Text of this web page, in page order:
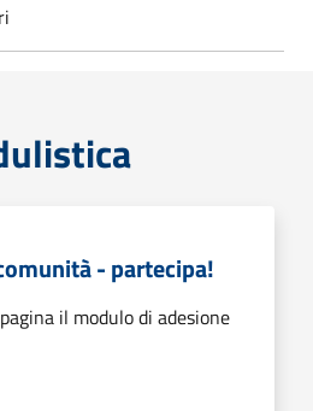
- partecipa!
il modulo di adesione